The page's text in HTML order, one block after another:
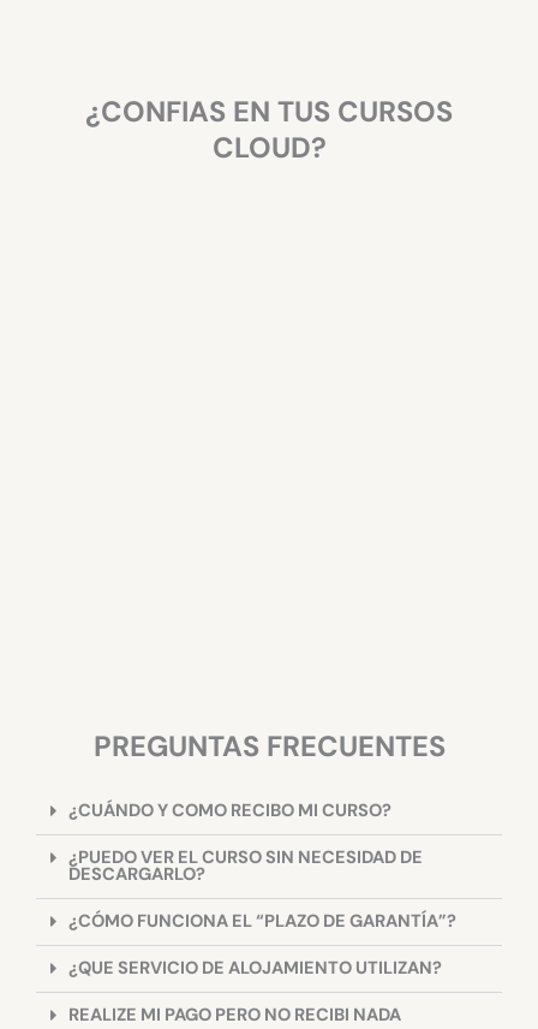
¿CONFIAS EN TUS CURSOS
CLOUD?
¿CUÁNDO Y COMO RECIBO MI CURSO?
¿PUEDO VER EL CURSO SIN NECESIDAD DE
DESCARGARLO?
¿CÓMO FUNCIONA EL “PLAZO DE GARANTÍA”?
¿QUE SERVICIO DE ALOJAMIENTO UTILIZAN?
REALIZE MI PAGO PERO NO RECIBI NADA